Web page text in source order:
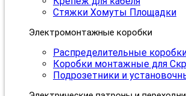
Стяжки Хомуты Площадки
Электромонтажные коробки
Распределительные
Коробки монтажные для
Подрозетники и